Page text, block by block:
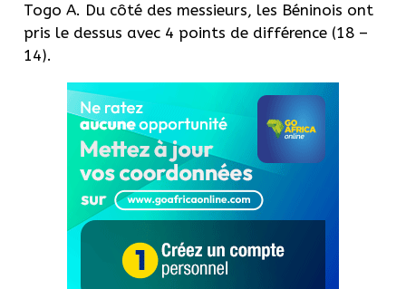
Togo A. Du côté des messieurs, les Béninois ont
pris le dessus avec 4 points de différence (18 –
14).